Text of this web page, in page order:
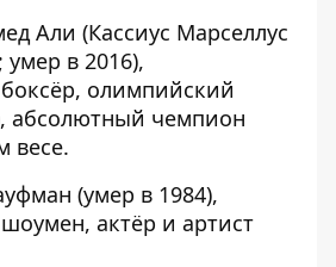
Али (Кассиус Марселлус
в 2016),
олимпийский
абсолютный чемпион
весе.
(умер в 1984),
актёр и артист